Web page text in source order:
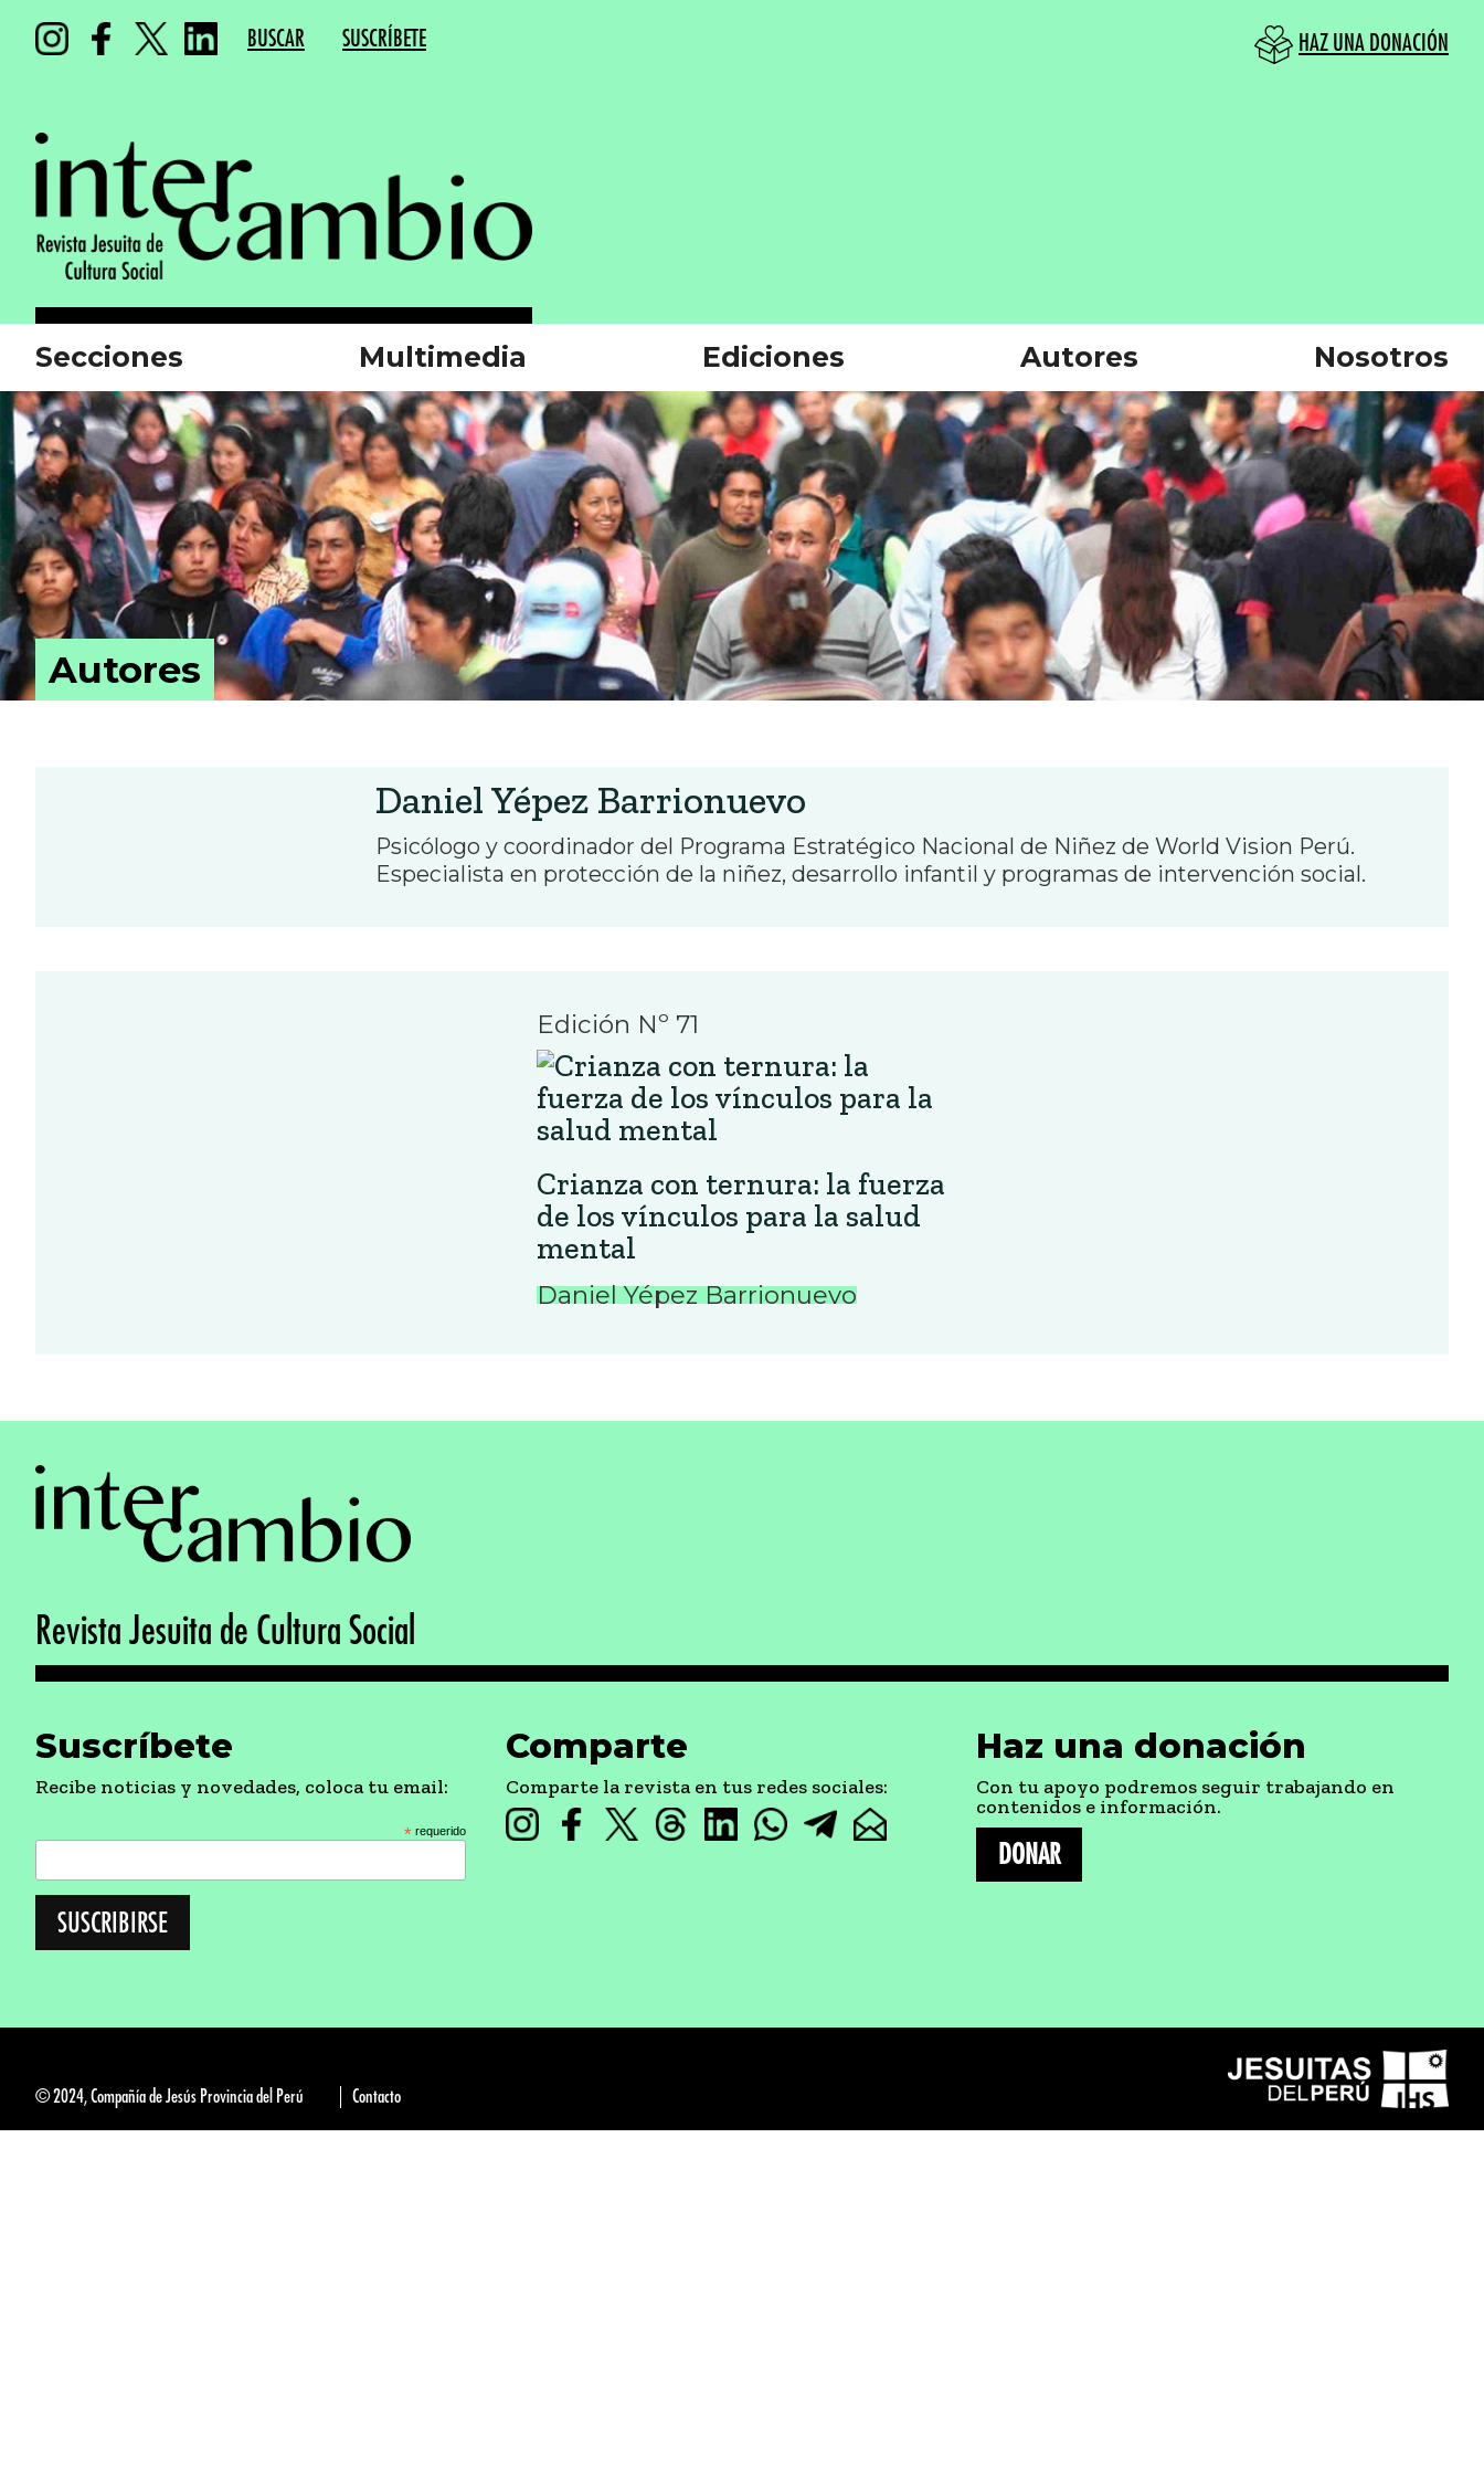
BUSCAR SUSCRÍBETE HAZ UNA DONACIÓN
Secciones Multimedia Ediciones Autores Nosotros
Autores
Daniel Yépez Barrionuevo
Psicólogo y coordinador del Programa Estratégico Nacional de Niñez de World Vision Perú.
Especialista en protección de la niñez, desarrollo infantil y programas de intervención social.
Edición Nº 71
Crianza con ternura: la fuerza
de los vínculos para la salud
mental
Daniel Yépez Barrionuevo
Revista Jesuita de Cultura Social
Suscríbete
Recibe noticias y novedades, coloca tu email:
* requerido
Comparte
Comparte la revista en tus redes sociales:
Haz una donación
Con tu apoyo podremos seguir trabajando en
contenidos e información.
DONAR
© 2024, Compañía de Jesús Provincia del Perú Contacto